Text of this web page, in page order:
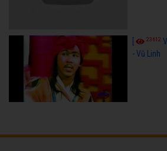
23612
- Vũ Linh